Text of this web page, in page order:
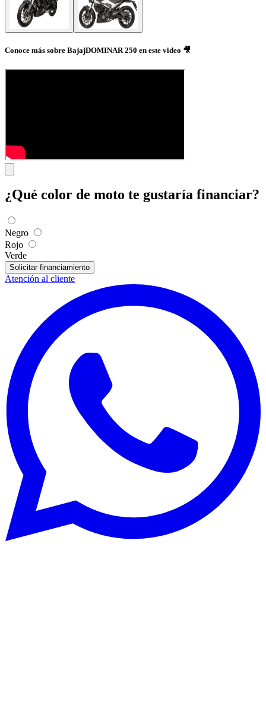
Conoce más sobre BajajDOMINAR 250 en este video 🎥
¿Qué color de moto te gustaría financiar?
Negro
Rojo
Verde
Solicitar financiamiento
Atención al cliente